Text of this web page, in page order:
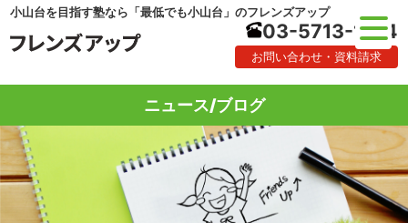
小山台を目指す塾なら「最低でも小山台」のフレンズアップ
03-5713-1184
お問い合わせ・資料請求
ニュース/ブログ